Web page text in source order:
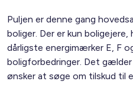
Puljen er denne gang
boliger. Der er kun
dårligste energimærker E, F
boligforbedringer. Det
ønsker at søge om tilskud til